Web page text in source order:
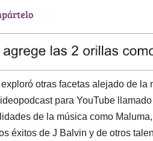
exploró otras facetas alejado de la
para YouTube llamado
de la música como
éxitos de J Balvin y de otros